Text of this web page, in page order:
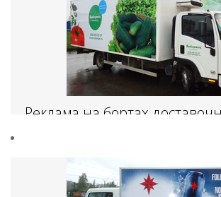
Реклама на бортах